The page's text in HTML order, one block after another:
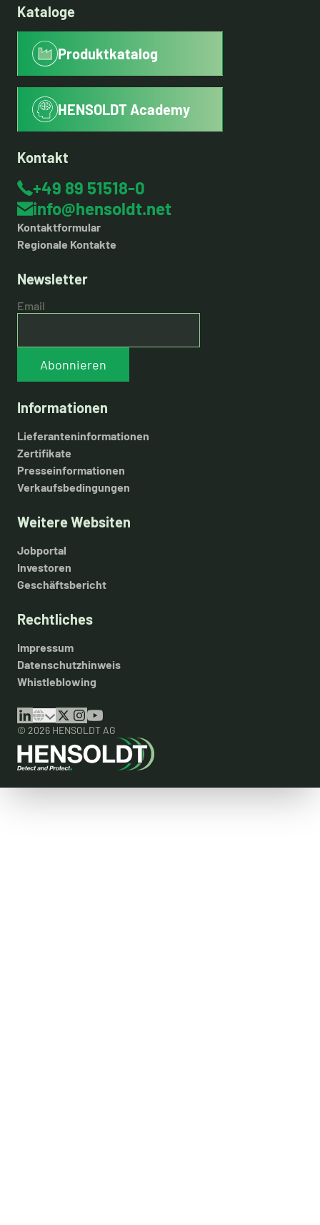
Kataloge
Produktkatalog
HENSOLDT Academy
Kontakt
+49 89 51518-0
info@hensoldt.net
Kontaktformular
Regionale Kontakte
Newsletter
Email
Abonnieren
Informationen
Lieferanteninformationen
Zertifikate
Presseinformationen
Verkaufsbedingungen
Weitere Websiten
Jobportal
Investoren
Geschäftsbericht
Rechtliches
Impressum
Datenschutzhinweis
Whistleblowing
© 2026 HENSOLDT AG